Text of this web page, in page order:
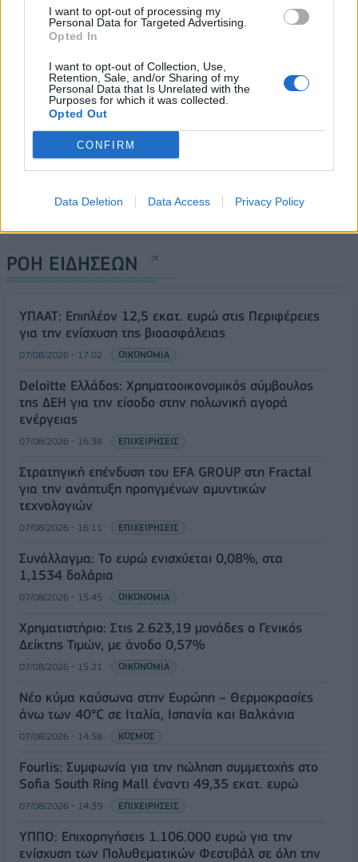
I want to opt-out of processing my
Personal Data for Targeted Advertising.
Opted In
I want to opt-out of Collection, Use,
Retention, Sale, and/or Sharing of my
Personal Data that Is Unrelated with the
Purposes for which it was collected.
Opted Out
CONFIRM
Data Deletion Data Access Privacy Policy
11/06/2018 - 03:00
11/06/2018 - 03:00
ΡΟΗ ΕΙΔΗΣΕΩΝ
ΥΠΑΑΤ: Επιπλέον 12,5 εκατ. ευρώ στις Περιφέρειες
για την ενίσχυση της βιοασφάλειας
07/08/2026 - 17:02 ΟΙΚΟΝΟΜΙΑ
Deloitte Ελλάδος: Χρηματοοικονομικός σύμβουλος
της ΔΕΗ για την είσοδο στην πολωνική αγορά
ενέργειας
07/08/2026 - 16:38 ΕΠΙΧΕΙΡΗΣΕΙΣ
Στρατηγική επένδυση του EFA GROUP στη Fractal
για την ανάπτυξη προηγμένων αμυντικών
τεχνολογιών
07/08/2026 - 16:11 ΕΠΙΧΕΙΡΗΣΕΙΣ
Συνάλλαγμα: Το ευρώ ενισχύεται 0,08%, στα
1,1534 δολάρια
07/08/2026 - 15:45 ΟΙΚΟΝΟΜΙΑ
Χρηματιστήριο: Στις 2.623,19 μονάδες ο Γενικός
Δείκτης Τιμών, με άνοδο 0,57%
07/08/2026 - 15:21 ΟΙΚΟΝΟΜΙΑ
Νέο κύμα καύσωνα στην Ευρώπη – Θερμοκρασίες
άνω των 40°C σε Ιταλία, Ισπανία και Βαλκάνια
07/08/2026 - 14:58 ΚΟΣΜΟΣ
Fourlis: Συμφωνία για την πώληση συμμετοχής στο
Sofia South Ring Mall έναντι 49,35 εκατ. ευρώ
07/08/2026 - 14:39 ΕΠΙΧΕΙΡΗΣΕΙΣ
ΥΠΠΟ: Επιχορηγήσεις 1.106.000 ευρώ για την
ενίσχυση των Πολυθεματικών Φεστιβάλ σε όλη την